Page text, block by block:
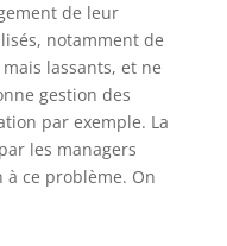
de leur
notamment de
lassants, et ne
gestion des
par exemple. La
les managers
ce problème. On